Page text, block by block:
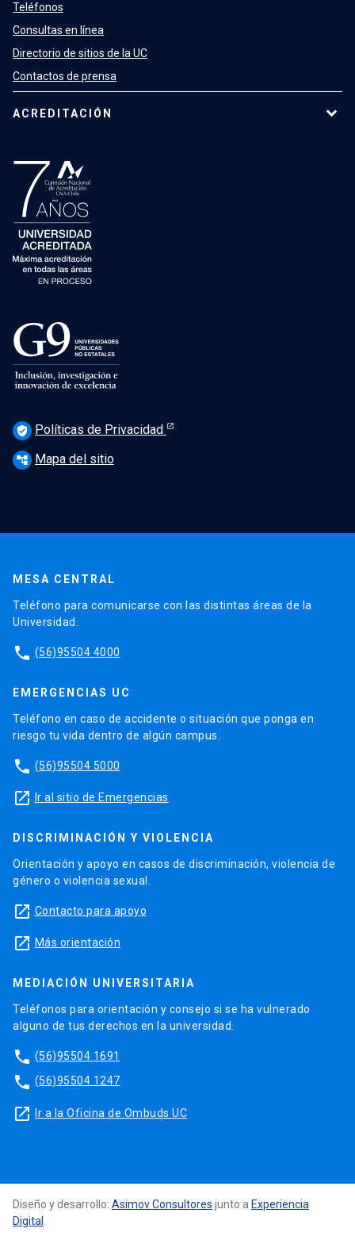
Teléfonos
Consultas en línea
Directorio de sitios de la UC
Contactos de prensa
ACREDITACIÓN
verified_user Políticas de Privacidad
account_tree Mapa del sitio
MESA CENTRAL
Teléfono para comunicarse con las distintas áreas de la
Universidad.
phone (56)95504 4000
EMERGENCIAS UC
Teléfono en caso de accidente o situación que ponga en
riesgo tu vida dentro de algún campus.
phone (56)95504 5000
launch Ir al sitio de Emergencias
DISCRIMINACIÓN Y VIOLENCIA
Orientación y apoyo en casos de discriminación, violencia de
género o violencia sexual.
launch Contacto para apoyo
launch Más orientación
MEDIACIÓN UNIVERSITARIA
Teléfonos para orientación y consejo si se ha vulnerado
alguno de tus derechos en la universidad.
phone (56)95504 1691
phone (56)95504 1247
launch Ir a la Oficina de Ombuds UC
Diseño y desarrollo: Asimov Consultores junto a Experiencia
Digital